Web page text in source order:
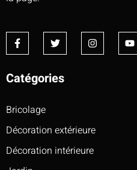
Catégories
Bricolage
Décoration extérieure
Décoration intérieure